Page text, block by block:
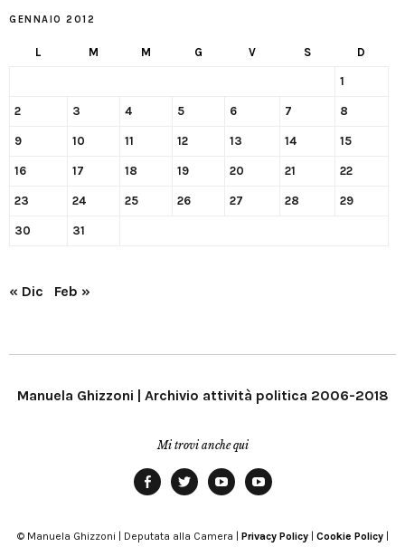
GENNAIO 2012
L M M G V S D
1
2 3 4 5 6 7 8
9 10 11 12 13 14 15
16 17 18 19 20 21 22
23 24 25 26 27 28 29
30 31
« Dic Feb »
Manuela Ghizzoni | Archivio attività politica 2006-2018
Mi trovi anche qui
Modena
© Manuela Ghizzoni | Deputata alla Camera | Privacy Policy| Cookie Policy|